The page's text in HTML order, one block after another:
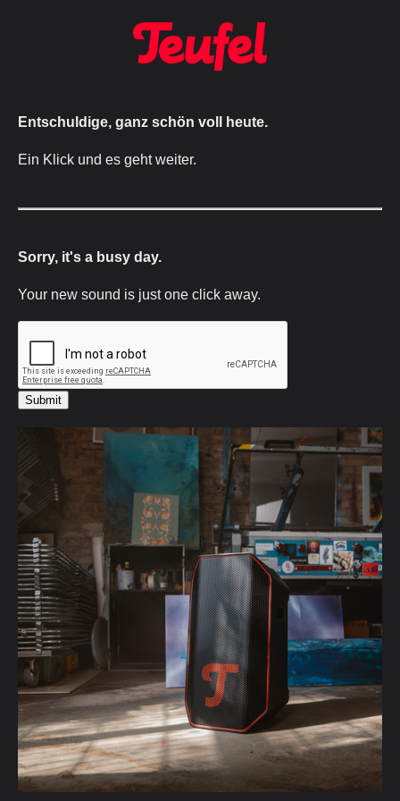
Entschuldige, ganz schön voll heute.
Ein Klick und es geht weiter.
Sorry, it's a busy day.
Your new sound is just one click away.